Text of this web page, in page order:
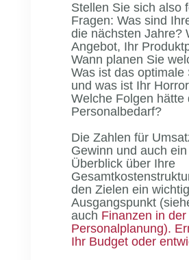
Stellen Sie sich also
Fragen: Was sind
die nächsten Jahre?
Angebot, Ihr
Wann planen Sie
Was ist das optimale
und was ist Ihr
Welche Folgen hätte
Personalbedarf?
Die Zahlen für
Gewinn und auch
Überblick über Ihre
den Zielen ein
Ausgangspunkt
auch Finanzen in der
Personalplanung).
Ihr Budget oder